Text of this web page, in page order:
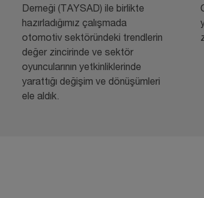
Derneği (TAYSAD) ile birlikte
hazırladığımız çalışmada
otomotiv sektöründeki trendlerin
değer zincirinde ve sektör
oyuncularının yetkinliklerinde
yarattığı değişim ve dönüşümleri
ele aldık.